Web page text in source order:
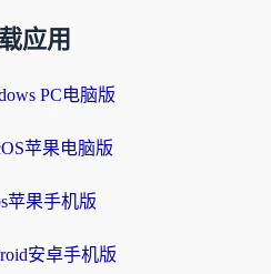
载应用
PC电脑版
苹果电脑版
苹果手机版
安卓手机版